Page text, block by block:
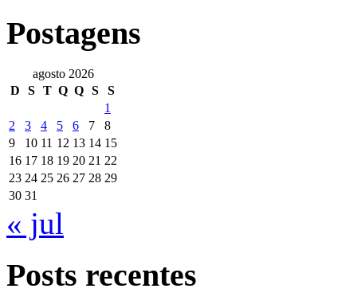
Postagens
agosto 2026
D
S T Q Q S
S
1
2
3 4 5 6 7
8
9
10 11 12 13 14 15
16 17 18 19 20 21 22
23 24 25 26 27 28 29
30 31
« jul
Posts recentes